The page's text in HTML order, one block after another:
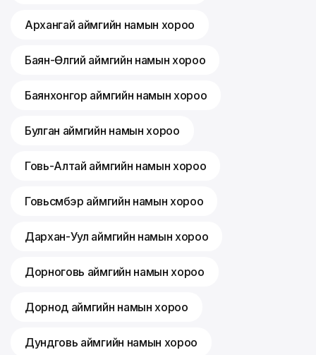
Архангай аймгийн намын хороо
Баян-Өлгий аймгийн намын хороо
Баянхонгор аймгийн намын хороо
Булган аймгийн намын хороо
Говь-Алтай аймгийн намын хороо
Говьсүмбэр аймгийн намын хороо
Дархан-Уул аймгийн намын хороо
Дорноговь аймгийн намын хороо
Дорнод аймгийн намын хороо
Дундговь аймгийн намын хороо